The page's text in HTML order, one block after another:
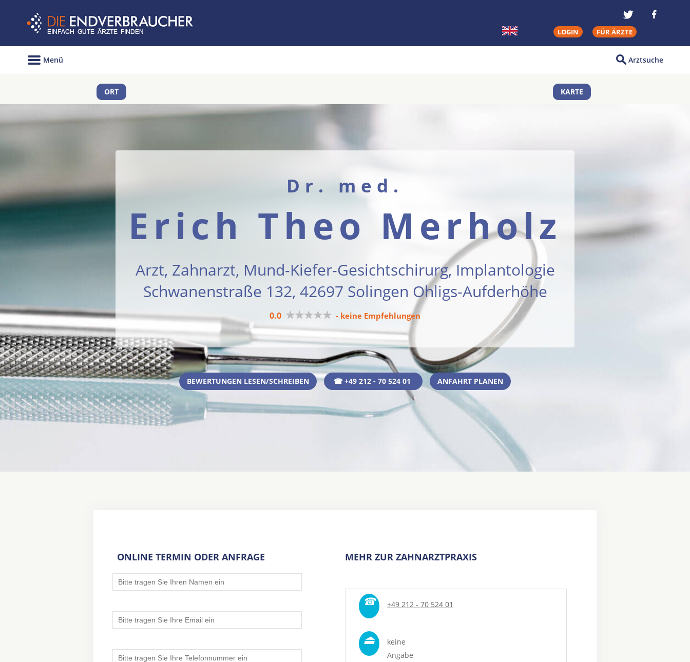
LOGIN FÜR ÄRZTE
Arztsuche
Menü
ORT KARTE
Dr. med.
Erich Theo Merholz
Arzt, Zahnarzt, Mund-Kiefer-Gesichtschirurg, Implantologie
Schwanenstraße 132, 42697 Solingen Ohligs-Aufderhöhe
0.0 ★★★★★ - keine Empfehlungen
BEWERTUNGEN LESEN/SCHREIBEN ☎ +49 212 - 70 524 01 ANFAHRT PLANEN
ONLINE TERMIN ODER ANFRAGE MEHR ZUR ZAHNARZTPRAXIS
☎ +49 212 - 70 524 01
⏏
keine
Angabe